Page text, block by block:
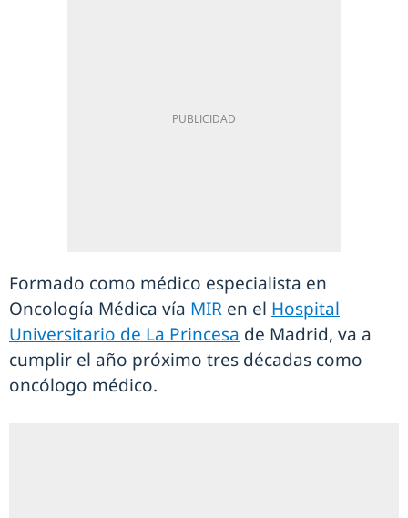
Formado como médico especialista en
Oncología Médica vía MIR en el Hospital
Universitario de La Princesa de Madrid, va a
cumplir el año próximo tres décadas como
oncólogo médico.